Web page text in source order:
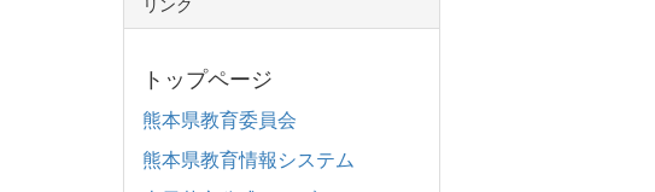
トップページ
熊本県教育委員会
熊本県教育情報システム